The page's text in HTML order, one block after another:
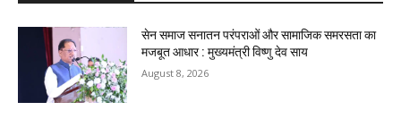
सेन समाज सनातन परंपराओं और सामाजिक समरसता का
मजबूत आधार : मुख्यमंत्री विष्णु देव साय
August 8, 2026